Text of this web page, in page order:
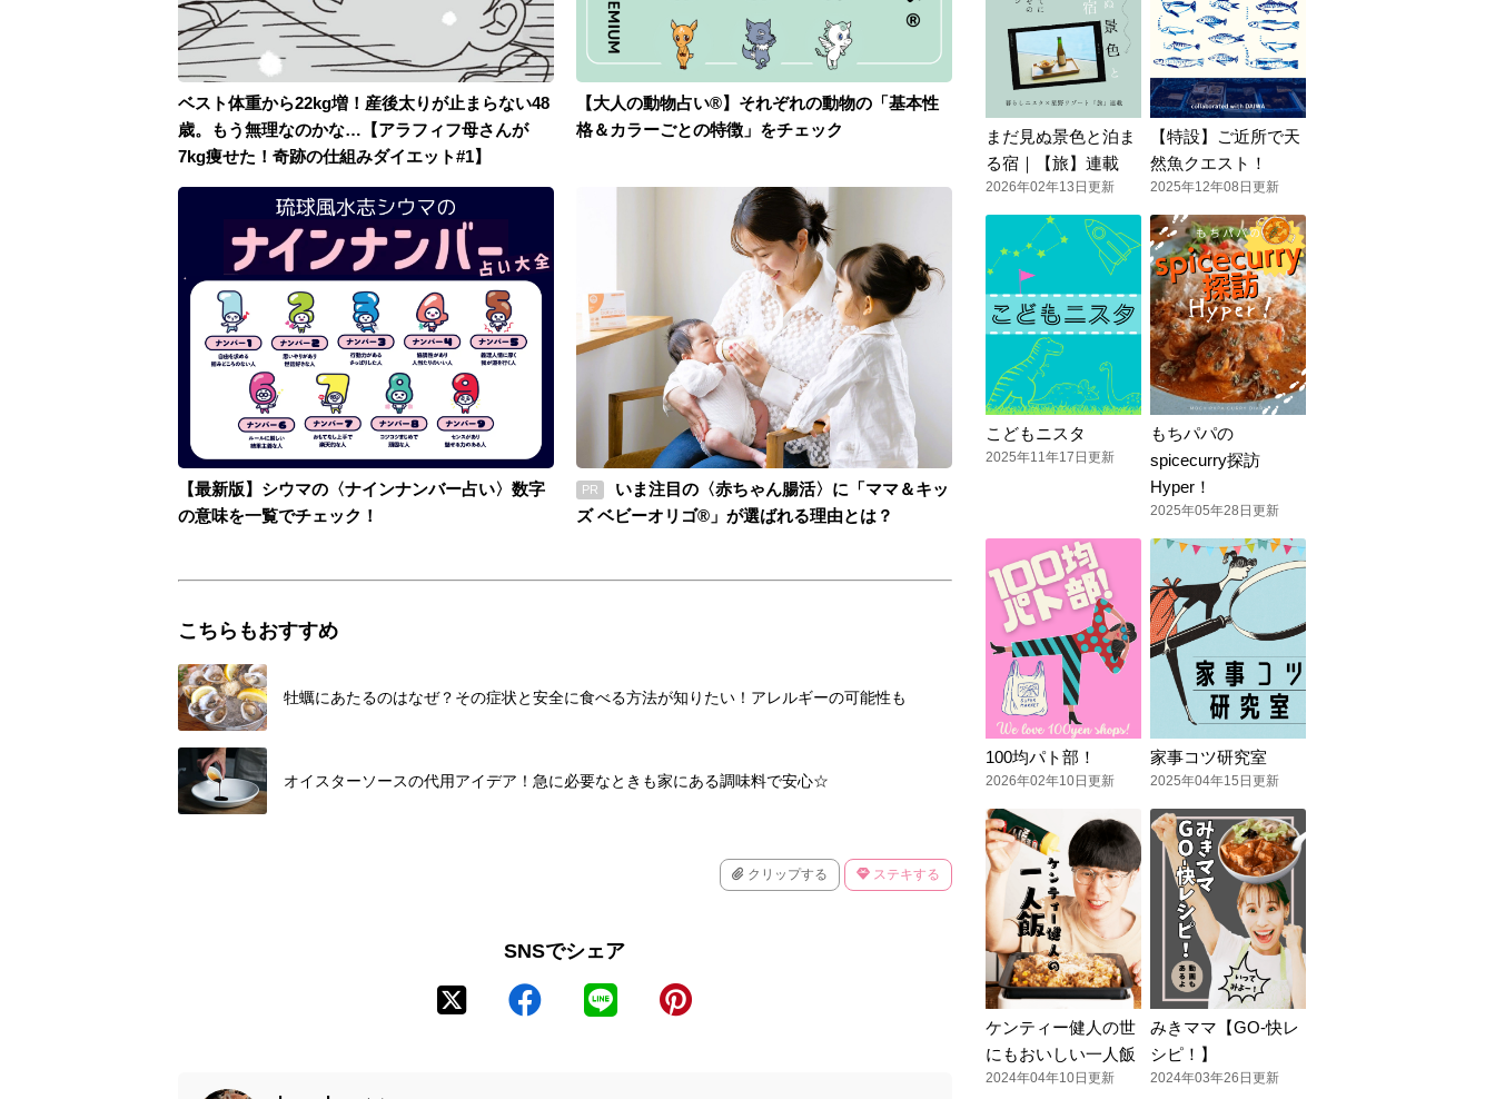
ベスト体重から22kg増！産後太りが止まらない48
歳。もう無理なのかな…【アラフィフ母さんが
7kg痩せた！奇跡の仕組みダイエット#1】
【大人の動物占い®】それぞれの動物の「基本性
格＆カラーごとの特徴」をチェック
【最新版】シウマの〈ナインナンバー占い〉数字
の意味を一覧でチェック！
PR
いま注目の〈赤ちゃん腸活〉に「ママ＆キッ
ズ ベビーオリゴ®」が選ばれる理由とは？
こちらもおすすめ
牡蠣にあたるのはなぜ？その症状と安全に食べる方法が知りたい！アレルギーの可能性も
オイスターソースの代用アイデア！急に必要なときも家にある調味料で安心☆
クリップする ステキする
SNSでシェア
まだ見ぬ景色と泊ま
る宿｜【旅】連載
2026年02年13日更新
【特設】ご近所で天
然魚クエスト！
2025年12年08日更新
こどもニスタ
2025年11年17日更新
もちパパの
spicecurry探訪
Hyper！
2025年05年28日更新
100均パト部！
2026年02年10日更新
家事コツ研究室
2025年04年15日更新
ケンティー健人の世
にもおいしい一人飯
2024年04年10日更新
みきママ【GO-快レ
シピ！】
2024年03年26日更新